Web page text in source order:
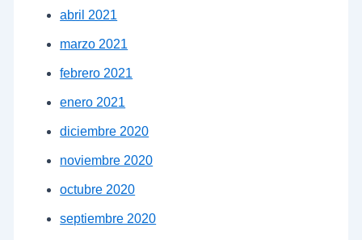
abril 2021
marzo 2021
febrero 2021
enero 2021
diciembre 2020
noviembre 2020
octubre 2020
septiembre 2020